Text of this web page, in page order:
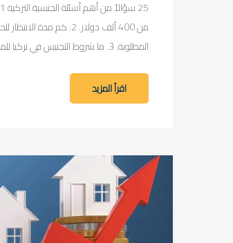
المطلوبة. 3. ما شروط التجنيس في تركيا للمستثمر ؟ […]
اقرأ المزيد